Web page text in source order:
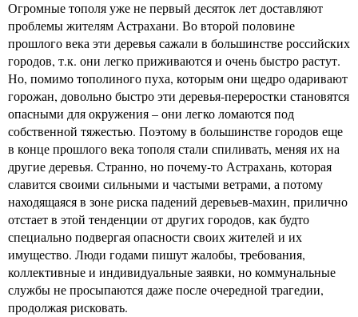
Огромные тополя уже не первый десяток лет доставляют
проблемы жителям Астрахани. Во второй половине
прошлого века эти деревья сажали в большинстве российских
городов, т.к. они легко приживаются и очень быстро растут.
Но, помимо тополиного пуха, которым они щедро одаривают
горожан, довольно быстро эти деревья-переростки становятся
опасными для окружения – они легко ломаются под
собственной тяжестью. Поэтому в большинстве городов еще
в конце прошлого века тополя стали спиливать, меняя их на
другие деревья. Странно, но почему-то Астрахань, которая
славится своими сильными и частыми ветрами, а потому
находящаяся в зоне риска падений деревьев-махин, прилично
отстает в этой тенденции от других городов, как будто
специально подвергая опасности своих жителей и их
имущество. Люди годами пишут жалобы, требования,
коллективные и индивидуальные заявки, но коммунальные
службы не просыпаются даже после очередной трагедии,
продолжая рисковать.